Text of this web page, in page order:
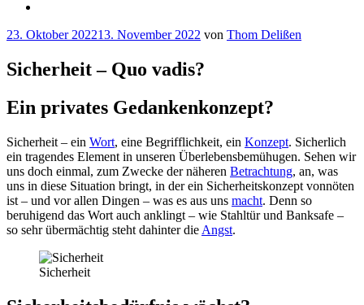
Veröffentlicht
23. Oktober 202213. November 2022 von Thom Delißen
Sicherheit – Quo vadis?
Ein privates Gedankenkonzept?
Sicherheit – ein Wort, eine Begrifflichkeit, ein Konzept. Sicherlich
ein tragendes Element in unseren Überlebensbemühugen. Sehen wir
uns doch einmal, zum Zwecke der näheren Betrachtung, an, was
uns in diese Situation bringt, in der ein Sicherheitskonzept vonnöten
ist – und vor allen Dingen – was es aus uns macht. Denn so
beruhigend das Wort auch anklingt – wie Stahltür und Banksafe –
so sehr übermächtig steht dahinter die Angst.
Sicherheit